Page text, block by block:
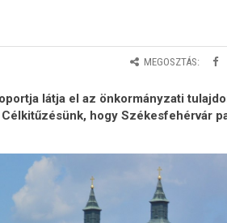
MEGOSZTÁS:
látja el az önkormányzati
hogy Székesfehérvár